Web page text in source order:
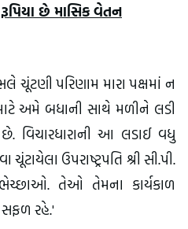
છે માસિક વેતન
ચૂંટણી પરિણામ મારા પક્ષમાં ન
અમે બધાની સાથે મળીને લડી
વિચારધારાની આ લડાઈ વધુ
ઉપરાષ્ટ્રપતિ શ્રી સી.પી.
તેઓ તેમના કાર્યકાળ
સફળ રહે.'